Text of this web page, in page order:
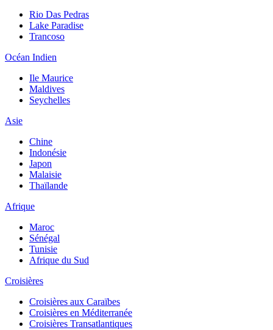
Rio Das Pedras
Lake Paradise
Trancoso
Océan Indien
Ile Maurice
Maldives
Seychelles
Asie
Chine
Indonésie
Japon
Malaisie
Thaïlande
Afrique
Maroc
Sénégal
Tunisie
Afrique du Sud
Croisières
Croisières aux Caraïbes
Croisières en Méditerranée
Croisières Transatlantiques